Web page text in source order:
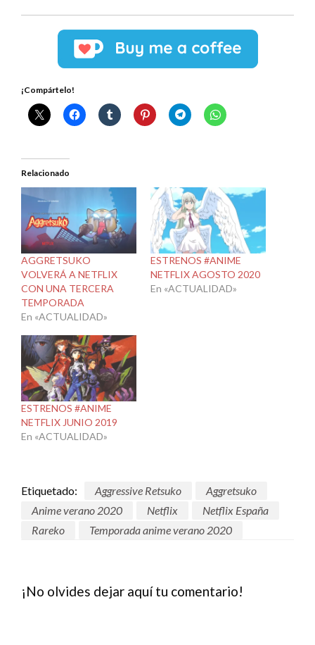
¡Compártelo!
Relacionado
AGGRETSUKO
VOLVERÁ A NETFLIX
CON UNA TERCERA
TEMPORADA
En «ACTUALIDAD»
ESTRENOS #ANIME
NETFLIX AGOSTO 2020
En «ACTUALIDAD»
ESTRENOS #ANIME
NETFLIX JUNIO 2019
En «ACTUALIDAD»
Etiquetado: Aggressive Retsuko
Aggretsuko
Anime verano 2020
Netflix
Netflix España
Rareko
Temporada anime verano 2020
¡No olvides dejar aquí tu comentario!